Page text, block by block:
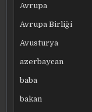
Avrupa
Avrupa Birliği
Avusturya
azerbaycan
baba
bakan